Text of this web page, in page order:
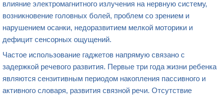
влияние электромагнитного излучения на нервную систему,
возникновение головных болей, проблем со зрением и
нарушением осанки, недоразвитием мелкой моторики и
дефицит сенсорных ощущений.
Частое использование гаджетов напрямую связано с
задержкой речевого развития. Первые три года жизни ребенка
являются сензитивным периодом накопления пассивного и
активного словаря, развития связной речи. Отсутствие